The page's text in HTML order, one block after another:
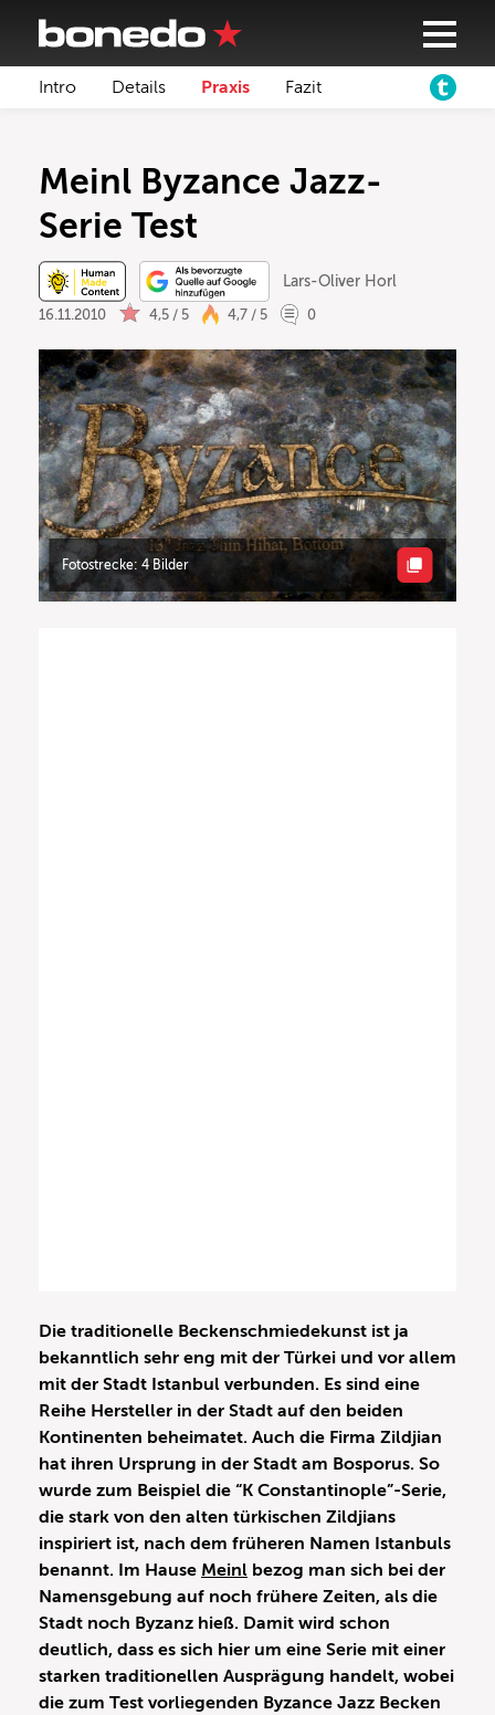
Intro Details Praxis Fazit
Meinl Byzance Jazz-
Serie Test
Lars-Oliver Horl
16.11.2010 4,5 / 5 4,7 / 5 0
Fotostrecke: 4 Bilder
Die traditionelle Beckenschmiedekunst ist ja
bekanntlich sehr eng mit der Türkei und vor allem
mit der Stadt Istanbul verbunden. Es sind eine
Reihe Hersteller in der Stadt auf den beiden
Kontinenten beheimatet. Auch die Firma Zildjian
hat ihren Ursprung in der Stadt am Bosporus. So
wurde zum Beispiel die “K Constantinople”-Serie,
die stark von den alten türkischen Zildjians
inspiriert ist, nach dem früheren Namen Istanbuls
benannt. Im Hause Meinl bezog man sich bei der
Namensgebung auf noch frühere Zeiten, als die
Stadt noch Byzanz hieß. Damit wird schon
deutlich, dass es sich hier um eine Serie mit einer
starken traditionellen Ausprägung handelt, wobei
die zum Test vorliegenden Byzance Jazz Becken